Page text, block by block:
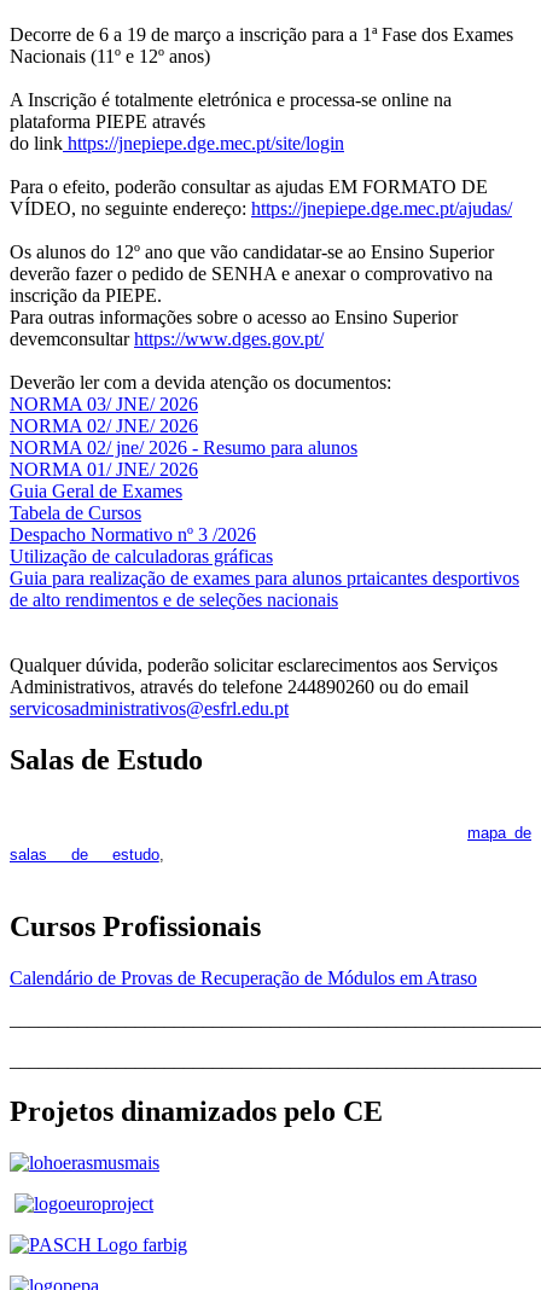
Decorre de 6 a 19 de março a inscrição para a 1ª Fase dos Exames
Nacionais (11º e 12º anos)
A Inscrição é totalmente eletrónica e processa-se online na
plataforma PIEPE através
do link https://jnepiepe.dge.mec.pt/site/login
Para o efeito, poderão consultar as ajudas EM FORMATO DE
VÍDEO, no seguinte endereço: https://jnepiepe.dge.mec.pt/ajudas/
Os alunos do 12º ano que vão candidatar-se ao Ensino Superior
deverão fazer o pedido de SENHA e anexar o comprovativo na
inscrição da PIEPE.
Para outras informações sobre o acesso ao Ensino Superior
devemconsultarhttps://www.dges.gov.pt/
Deverão ler com a devida atenção os documentos:
NORMA 03/ JNE/ 2026
NORMA 02/ JNE/ 2026
NORMA 02/ jne/ 2026 - Resumo para alunos
NORMA 01/ JNE/ 2026
Guia Geral de Exames
Tabela de Cursos
Despacho Normativo nº 3 /2026
Utilização de calculadoras gráficas
Guia para realização de exames para alunos prtaicantes desportivos
de alto rendimentos e de seleções nacionais
Qualquer dúvida, poderão solicitar esclarecimentos aos Serviços
Administrativos, através do telefone 244890260 ou do email
servicosadministrativos@esfrl.edu.pt
Salas de Estudo
mapa de
salas de estudo,
Cursos Profissionais
Calendário de Provas de Recuperação de Módulos em Atraso
Projetos dinamizados pelo CE